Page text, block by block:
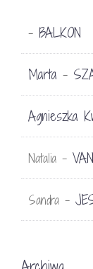
- BALKON
Marta -
Agnieszka
Natalia -
Sandra -